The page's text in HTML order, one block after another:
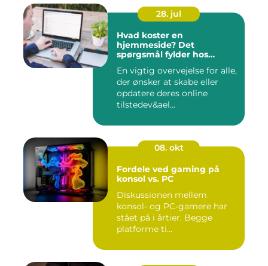
28. jul
Hvad koster en
hjemmeside? Det
spørgsmål fylder hos
En vigtig overvejelse for alle,
der ønsker at skabe eller
opdatere deres online
tilstedev&ael...
08. okt
Fordele ved gaming på
konsol vs. PC
Diskussionen mellem
konsol- og PC-gamere har
stået på i årtier. Begge
platforme ti...